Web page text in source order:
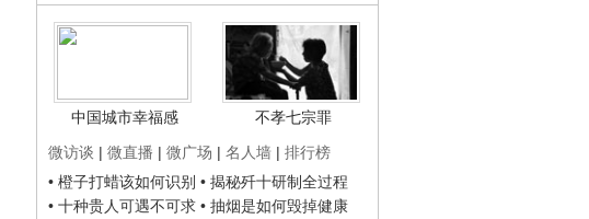
中国城市幸福感
不孝七宗罪
微访谈 | 微直播 | 微广场 | 名人墙 | 排行榜
• 橙子打蜡该如何识别 • 揭秘歼十研制全过程
• 十种贵人可遇不可求 • 抽烟是如何毁掉健康